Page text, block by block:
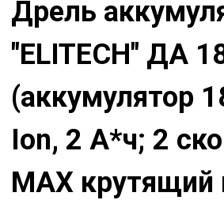
Дрель
"ELITECH" ДА
(аккумулятор
Ion, 2 А*ч; 2
МАХ крутящий